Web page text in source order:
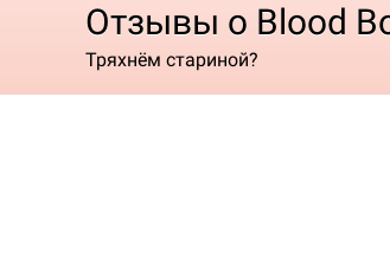
Отзывы о Blood
Тряхнём стариной?